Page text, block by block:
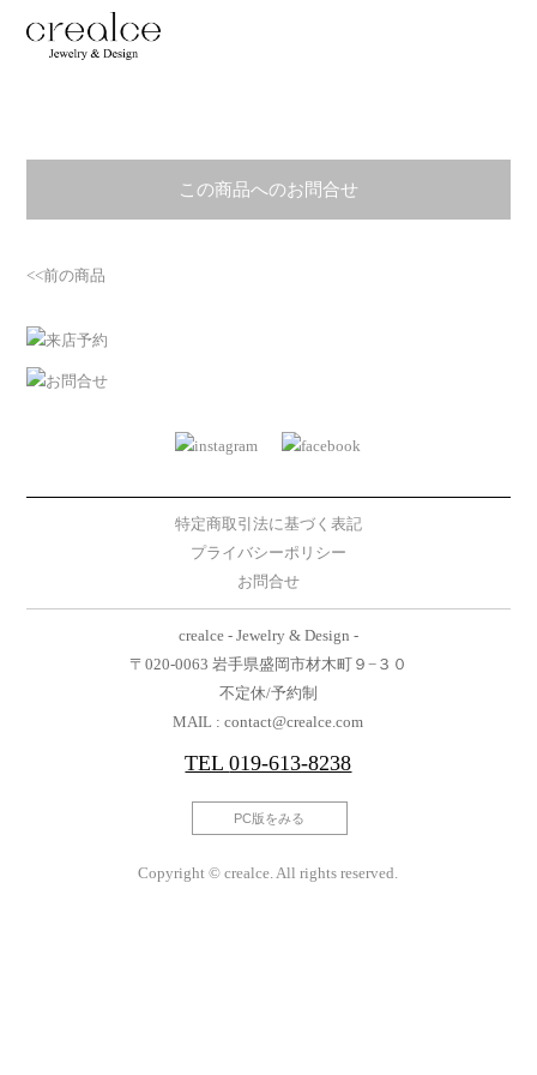
この商品へのお問合せ
<<前の商品
特定商取引法に基づく表記
プライバシーポリシー
お問合せ
crealce - Jewelry & Design -
〒020-0063 岩手県盛岡市材木町９−３０
不定休/予約制
MAIL : contact@crealce.com
TEL019-613-8238
PC版をみる
Copyright © crealce. All rights reserved.